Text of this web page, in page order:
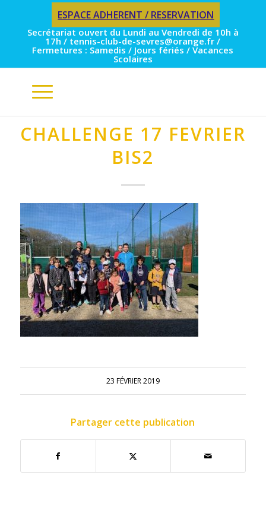
ESPACE ADHERENT / RESERVATION
Secrétariat ouvert du Lundi au Vendredi de 10h à
17h / tennis-club-de-sevres@orange.fr /
Fermetures : Samedis / Jours fériés / Vacances
Scolaires
CHALLENGE 17 FEVRIER
BIS2
23 FÉVRIER 2019
Partager cette publication